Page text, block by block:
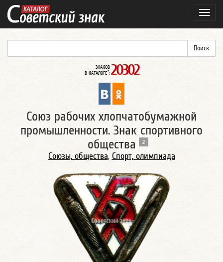
ЗНАКОВ
В КАТАЛОГЕ*: 20302
Союз рабочих хлопчатобумажной
промышленности. Знак спортивного
общества
2
Союзы, общества, Спорт, олимпиада